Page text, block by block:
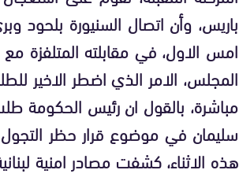
باريس، وأن اتصال السنيورة بلحود
امس الاول، في مقابلته المتلفزة
المجلس، الامر الذي اضطر الاخير
مباشرة، بالقول ان رئيس الحكومة
سليمان في موضوع قرار حظر
هذه الاثناء، كشفت مصادر امنية